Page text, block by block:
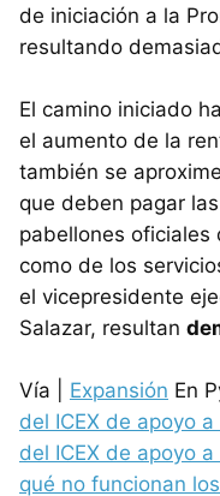
de iniciación a la
resultando
El camino iniciado
el aumento de la
también se
que deben pagar
pabellones oficiales
como de los
el vicepresidente
Salazar, resultan
Vía | Expansión En
del ICEX de apoyo
del ICEX de apoyo
qué no funcionan